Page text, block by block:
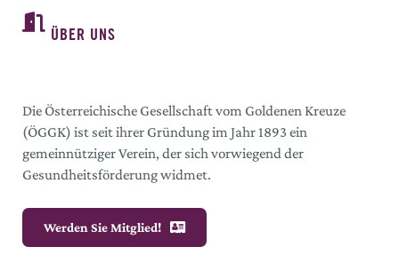
ÜBER UNS
Die Österreichische Gesellschaft vom Goldenen Kreuze
(ÖGGK) ist seit ihrer Gründung im Jahr 1893 ein
gemeinnütziger Verein, der sich vorwiegend der
Gesundheitsförderung widmet.
Werden Sie Mitglied!